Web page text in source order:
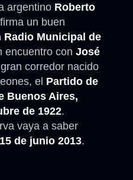
argentino Roberto
un buen
Radio Municipal de
encuentro con José
corredor nacido
el Partido de
Buenos Aires,
de 1922.
vaya a saber
15 de junio 2013.